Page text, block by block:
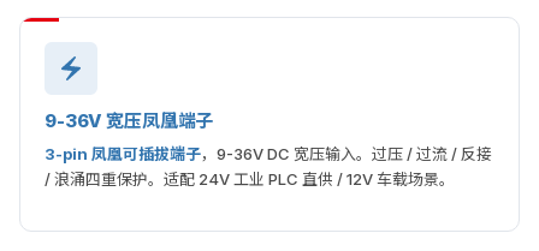
9-36V 宽压凤凰端子
3-pin 凤凰可插拔端子，9-36V DC 宽压输入。过压 / 过流 / 反接
/ 浪涌四重保护。适配 24V 工业 PLC 直供 / 12V 车载场景。